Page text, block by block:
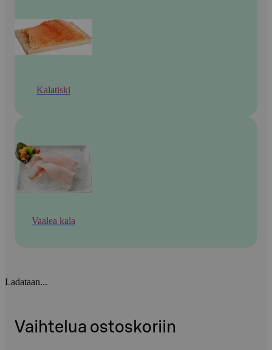
Kalatiski
Vaalea kala
Ladataan...
Vaihtelua ostoskoriin